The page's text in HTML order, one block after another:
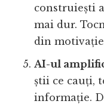
construiești
mai dur.
din
AI-ul
știi ce cauți,
informație.